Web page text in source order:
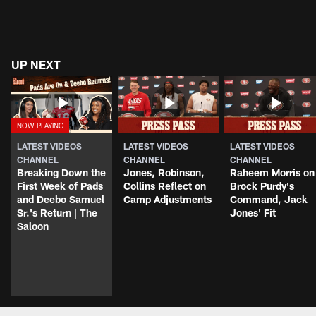
UP NEXT
LATEST VIDEOS
CHANNEL
Breaking Down the
First Week of Pads
and Deebo Samuel
Sr.'s Return | The
Saloon
LATEST VIDEOS
CHANNEL
Jones, Robinson,
Collins Reflect on
Camp Adjustments
LATEST VIDEOS
CHANNEL
Raheem Morris on
Brock Purdy's
Command, Jack
Jones' Fit